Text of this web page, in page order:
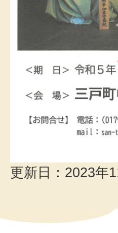
更新日：2023年